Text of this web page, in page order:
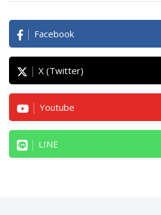
Facebook
X (Twitter)
Youtube
LINE